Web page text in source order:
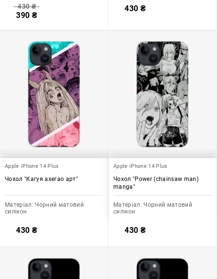
430₴
390 ₴
430 ₴
Apple iPhone 14 Plus
Чохол "Кагуя ахегао арт"
Матеріал: Чорний матовий
силікон
430 ₴
Apple iPhone 14 Plus
Чохол "Power (chainsaw man)
manga"
Матеріал: Чорний матовий
силікон
430 ₴